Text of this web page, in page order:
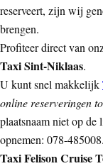
reserveert, zijn wij
brengen.
Profiteer direct van
Taxi Sint-Niklaas.
U kunt snel makkelijk
online reserveringen
plaatsnaam niet op
opnemen: 078-
Taxi Felison Cruise